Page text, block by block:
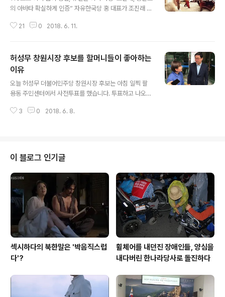
시가 마애석불을 땅에 묻었다”는 사실을 폭로하며 시장에
부터 “그런 일이 있었다면 이건 거의 만행에 가까운 일이
의 아바타 확실하게 인증” 자유한국당 홍 대표가 조진래 창
가는 곳마다 막말 퍼레이드로 유명세를 타던 그가 급기야
들리는 바에 따르면 홍 대표는 김태호 경남도지사 선거사
무소에는 안 간 것으로 보인다. 부산시장 자유한국당 후보
선거유세에 갔다가 후보가 도망을 간 것으로 오해받는 사
태가 발생해 창피를 당한 바 있는 홍 대표다. 그러나 역시
그의 아바타로 소문난 조진래 후보는 달랐다. 그는 홍 대표
가 차에서 다 내리기도 전에 110도로 허리를 굽혀 영접하
21 0 2018. 6. 11.
허성무 창원시장 후보를 할머니들이 좋아하는
이유
오늘 허성무 더불어민주당 창원시장 후보는 아침 일찍 팔
용동 주민센터에서 사전투표를 했습니다. 투표하고 나오는
질문 중에 이런 게 있었습니다. “허성무 후보님은 여성들에
대답했습니다. “네, 제가 할머니들에게 인기가 좋은 건 사
실입니다. 제가 지금 오십 여섯 먹었는데, 그래도 7십, 8십
되신 할머니들에게는 제가 어려 보이고, 귀엽고 새첩어 보
이니까 그래서 좋아하시는 거 같습니다. 경상도 말로 새첩
다고 하는데, 할머니들이 정감이 있으시고 또 제가 정감 있
게 다가가니까 그래서 좋아해 주..
3 0 2018. 6. 8.
이 블로그 인기글
섹시하다의 북한말은 '박음직스럽
다'?
휠체어를 내던진 장애인들, 양심을
내다버린 한나라당사로 돌진하다